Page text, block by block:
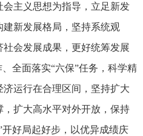
主义思想为指导，立足新发
新发展格局，坚持系统观
会发展成果，更好统筹发展
全面落实“六保”任务，科学精
运行在合理区间，坚持扩大
扩大高水平对外开放，保持
好局起好步，以优异成绩庆